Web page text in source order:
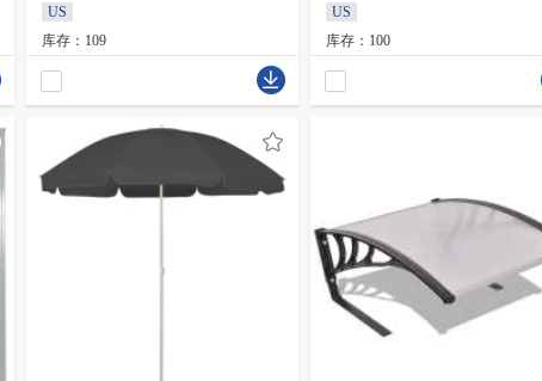
US
库存：109
US
库存：100